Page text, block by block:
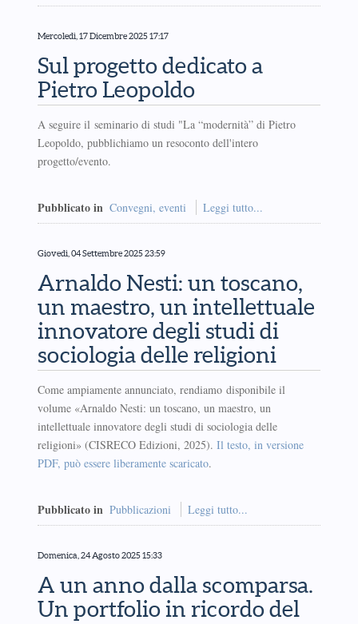
Mercoledì, 17 Dicembre 2025 17:17
Sul progetto dedicato a
Pietro Leopoldo
A seguire il seminario di studi "La “modernità” di Pietro
Leopoldo, pubblichiamo un resoconto dell'intero
progetto/evento.
Pubblicato in Convegni, eventi Leggi tutto...
Giovedì, 04 Settembre 2025 23:59
Arnaldo Nesti: un toscano,
un maestro, un intellettuale
innovatore degli studi di
sociologia delle religioni
Come ampiamente annunciato, rendiamo disponibile il
volume «Arnaldo Nesti: un toscano, un maestro, un
intellettuale innovatore degli studi di sociologia delle
religioni» (CISRECO Edizioni, 2025). Il testo, in versione
PDF, può essere liberamente scaricato.
Pubblicato in Pubblicazioni Leggi tutto...
Domenica, 24 Agosto 2025 15:33
A un anno dalla scomparsa.
Un portfolio in ricordo del